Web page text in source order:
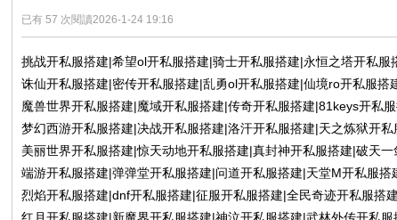
已有 57 次閱讀2026-1-24 19:16
挑战开私服搭建|希望ol开私服搭建|骑士开私服搭建|永恒之塔开私服
诛仙开私服搭建|密传开私服搭建|乱勇ol开私服搭建|仙境ro开私服搭
魔兽世界开私服搭建|魔域开私服搭建|传奇开私服搭建|81keys开私
梦幻西游开私服搭建|决战开私服搭建|洛汗开私服搭建|天之炼狱开私
美丽世界开私服搭建|惊天动地开私服搭建|真封神开私服搭建|破天一
端游开私服搭建|弹弹堂开私服搭建|问道开私服搭建|天堂M开私服搭
烈焰开私服搭建|dnf开私服搭建|征服开私服搭建|全民奇迹开私服搭